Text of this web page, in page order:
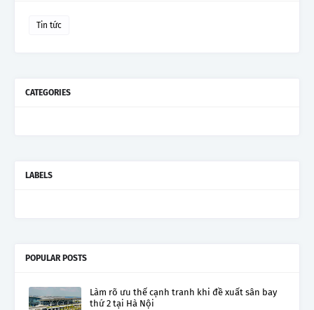
Tin tức
CATEGORIES
LABELS
POPULAR POSTS
Làm rõ ưu thế cạnh tranh khi đề xuất sân bay
thứ 2 tại Hà Nội